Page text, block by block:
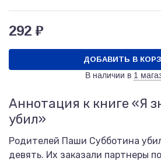
292 ₽
ДОБАВИТЬ В
В наличии в 1
Аннотация к книге «Я
убил»
Родителей Паши Субботина
девять. Их заказали партнеры